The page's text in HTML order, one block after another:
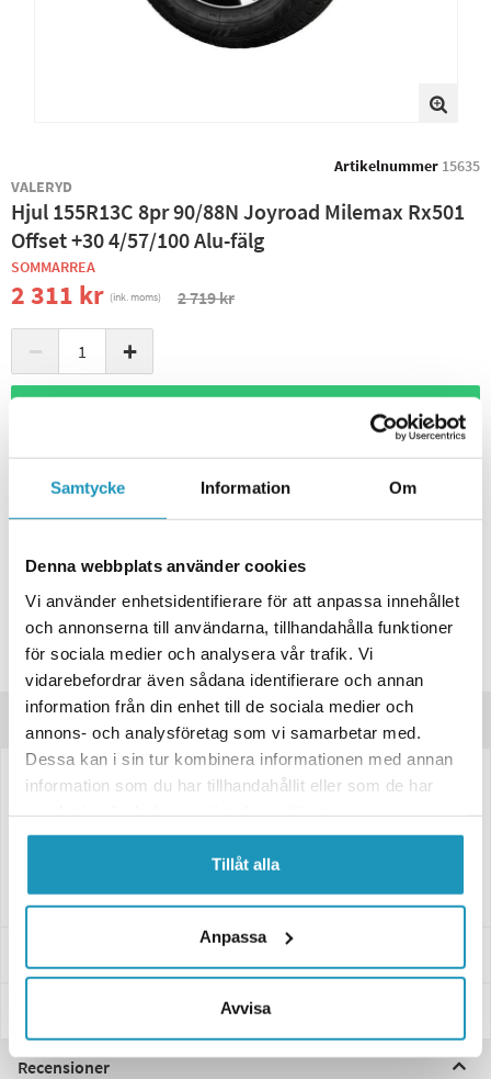
Samtycke Information Om
Denna webbplats använder cookies
Vi använder enhetsidentifierare för att anpassa innehållet
och annonserna till användarna, tillhandahålla funktioner
för sociala medier och analysera vår trafik. Vi
vidarebefordrar även sådana identifierare och annan
information från din enhet till de sociala medier och
annons- och analysföretag som vi samarbetar med.
Dessa kan i sin tur kombinera informationen med annan
information som du har tillhandahållit eller som de har
Tillåt alla
Anpassa
Avvisa
Artikelnummer 15635
VALERYD
Hjul 155R13C 8pr 90/88N Joyroad Milemax Rx501
Offset +30 4/57/100 Alu-fälg
SOMMARREA
2 311 kr (ink. moms) 2 719 kr
− +
ONLINELAGER
BESTÄLLNINGSVARA
Skickas inom 4-6 Arbetsdagar
BUTIKSLAGER 0 I LAGER
Spara produkt
Frågor om produkten?
Produktinformation
6091039
155R13C 8pr 90/88N Joyroad Milemax Rx501 Offset +30 4/57/100 Alu-
Recensioner